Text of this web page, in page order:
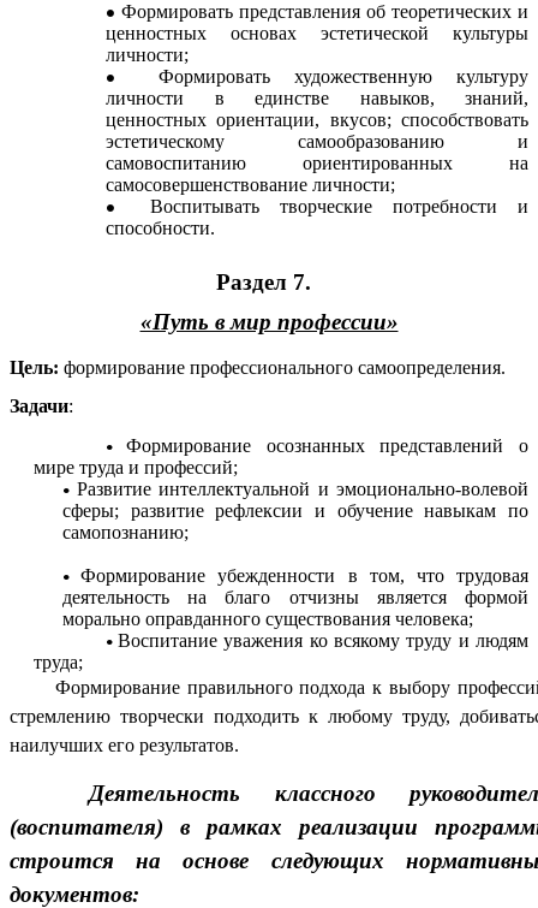
Формировать представления об теоретических и
ценностных основах эстетической культуры
личности;
Формировать художественную культуру
личности в единстве навыков, знаний,
ценностных ориентации, вкусов; способствовать
эстетическому самообразованию и
самовоспитанию ориентированных на
самосовершенствование личности;
Воспитывать творческие потребности и
способности.
Раздел 7.
«Путь в мир профессии»
Цель: формирование профессионального самоопределения.
Задачи:
Формирование осознанных представлений о
мире труда и профессий;
Развитие интеллектуальной и эмоционально-волевой
сферы; развитие рефлексии и обучение навыкам по
самопознанию;
Формирование убежденности в том, что трудовая
деятельность на благо отчизны является формой
морально оправданного существования человека;
Воспитание уважения ко всякому труду и людям
труда;
Формирование правильного подхода к выбору
стремлению творчески подходить к любому труду,
наилучших его результатов.
Деятельность классного
(воспитателя) в рамках реализации
строится на основе следующих
документов: